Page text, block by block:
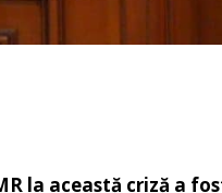
la această criză a